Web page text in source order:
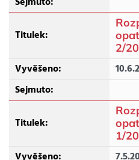
2/
1/